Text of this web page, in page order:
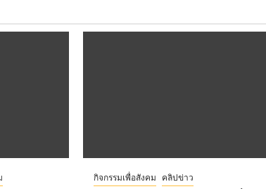
กิจกรรมเพื่อสังคม คลิปข่าว